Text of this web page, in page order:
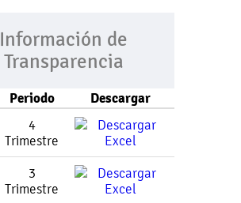
Información de
Transparencia
Periodo Descargar
4
Trimestre
3
Trimestre